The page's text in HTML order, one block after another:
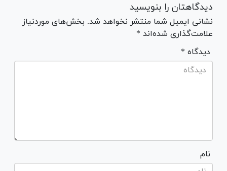
دیدگاهتان را بنویسید
نشانی ایمیل شما منتشر نخواهد شد. بخش‌های موردنیاز
علامت‌گذاری شده‌اند *
* دیدگاه
نام